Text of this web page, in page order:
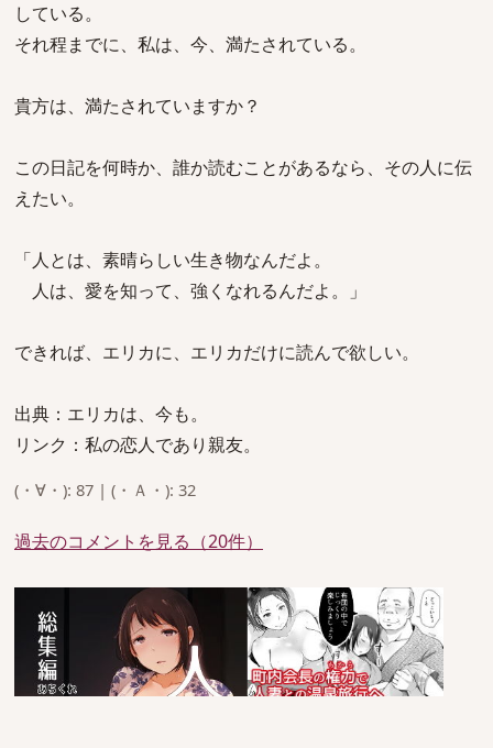
している。
それ程までに、私は、今、満たされている。
貴方は、満たされていますか？
この日記を何時か、誰か読むことがあるなら、その人に伝
えたい。
「人とは、素晴らしい生き物なんだよ。
人は、愛を知って、強くなれるんだよ。」
できれば、エリカに、エリカだけに読んで欲しい。
出典：エリカは、今も。
リンク：私の恋人であり親友。
(・∀・): 87 | (・Ａ・): 32
過去のコメントを見る（20件）